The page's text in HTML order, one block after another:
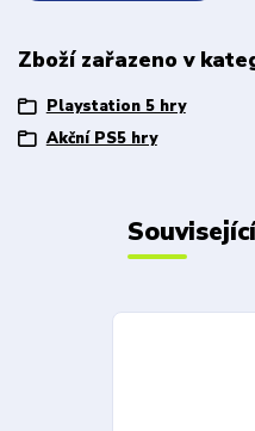
Zboží zařazeno v
Playstation 5 hry
Akční PS5 hry